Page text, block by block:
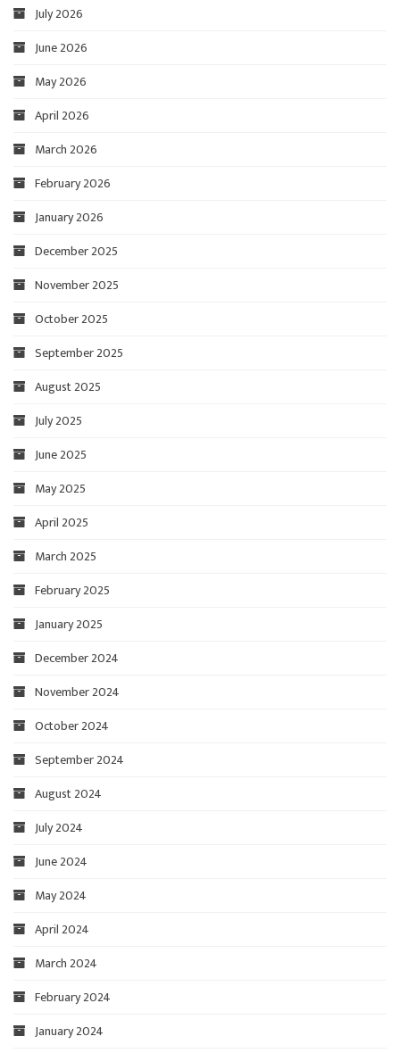
July 2026
June 2026
May 2026
April 2026
March 2026
February 2026
January 2026
December 2025
November 2025
October 2025
September 2025
August 2025
July 2025
June 2025
May 2025
April 2025
March 2025
February 2025
January 2025
December 2024
November 2024
October 2024
September 2024
August 2024
July 2024
June 2024
May 2024
April 2024
March 2024
February 2024
January 2024